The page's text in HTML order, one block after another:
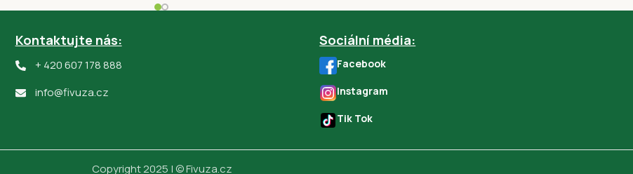
Kontaktujte nás:
+ 420 607 178 888
info@fivuza.cz
Sociální média:
Facebook
Instagram
Tik Tok
Copyright 2025 | © Fivuza.cz